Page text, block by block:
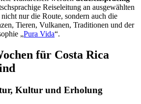
Reiseleitung an ausgewählten
nur die Route, sondern auch die
Tieren, Vulkanen, Traditionen und der
„Pura Vida“.
für Costa Rica
Kultur und Erholung